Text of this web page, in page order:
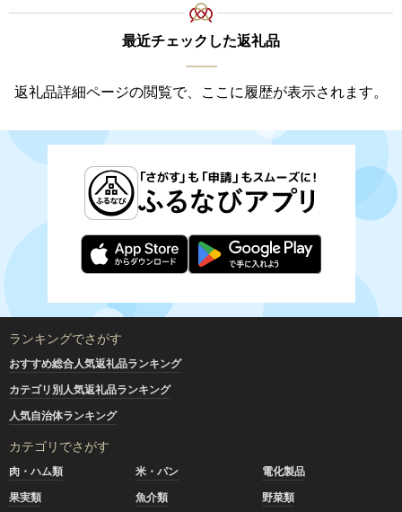
最近チェックした返礼品
返礼品詳細ページの閲覧で、ここに履歴が表示されます。
ランキングでさがす
おすすめ総合人気返礼品ランキング
カテゴリ別人気返礼品ランキング
人気自治体ランキング
カテゴリでさがす
肉・ハム類 米・パン
電化製品
果実類
魚介類
野菜類